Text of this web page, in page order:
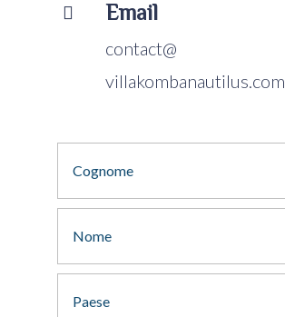

Email
contact@
villakombanautilus.com